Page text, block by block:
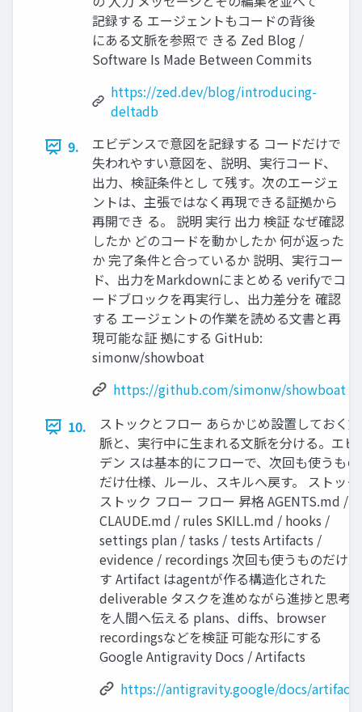
記録する エージェントもコードの背後
にある文脈を参照で きる Zed Blog /
Software Is Made Between Commits
https://zed.dev/blog/introducing-
deltadb
9.
エビデンスで意図を記録する コードだけで
失われやすい意図を、説明、実行コード、
出力、検証条件とし て残す。次のエージェ
ントは、主張ではなく再現できる証拠から
再開でき る。 説明 実行 出力 検証 なぜ確認
したか どのコードを動かしたか 何が返った
か 完了条件と合っているか 説明、実行コー
ド、出力をMarkdownにまとめる verifyでコ
ードブロックを再実行し、出力差分を 確認
する エージェントの作業を読める文書と再
現可能な証 拠にする GitHub:
simonw/showboat
https://github.com/simonw/showboat
10.
ストックとフロー あらかじめ設置しておく文
脈と、実行中に生まれる文脈を分ける。エビ
デン スは基本的にフローで、次回も使うもの
だけ仕様、ルール、スキルへ戻す。 ストック
ストック フロー フロー 昇格 AGENTS.md /
CLAUDE.md / rules SKILL.md / hooks /
settings plan / tasks / tests Artifacts /
evidence / recordings 次回も使うものだけ戻
す Artifact はagentが作る構造化された
deliverable タスクを進めながら進捗と思考
を人間へ伝える plans、diffs、browser
recordingsなどを検証 可能な形にする
Google Antigravity Docs / Artifacts
https://antigravity.google/docs/artifacts